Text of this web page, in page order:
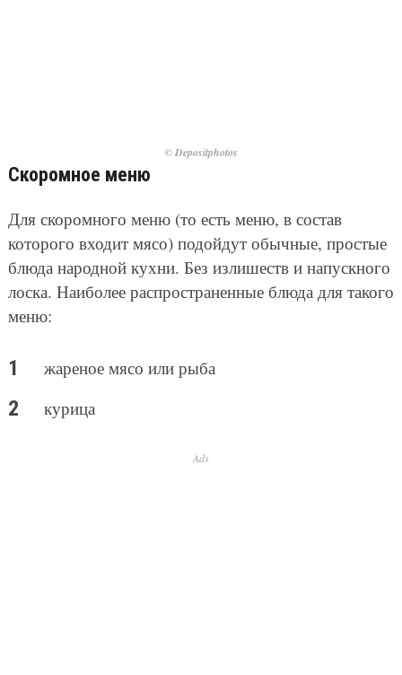
© Depositphotos
Скоромное меню
Для скоромного меню (то есть меню, в состав
которого входит мясо) подойдут обычные, простые
блюда народной кухни. Без излишеств и напускного
лоска. Наиболее распространенные блюда для такого
меню:
жареное мясо или рыба
курица
Ads